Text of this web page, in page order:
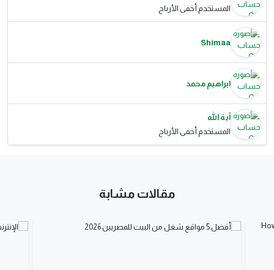
المستخدم أخفى الأرباح
Shimaa
ابراهيم محمد
آية الله
المستخدم أخفى الأرباح
مقالات مشابة